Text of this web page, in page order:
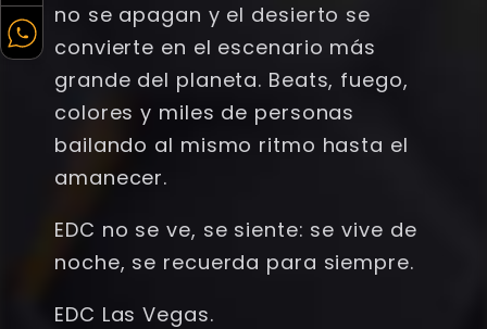
no se apagan y el desierto se
convierte en el escenario más
grande del planeta. Beats, fuego,
colores y miles de personas
bailando al mismo ritmo hasta el
amanecer.
EDC no se ve, se siente: se vive de
noche, se recuerda para siempre.
EDC Las Vegas.